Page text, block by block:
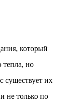
в
из
5 364
11
учетом
который
тепла, но
существует их
не только по